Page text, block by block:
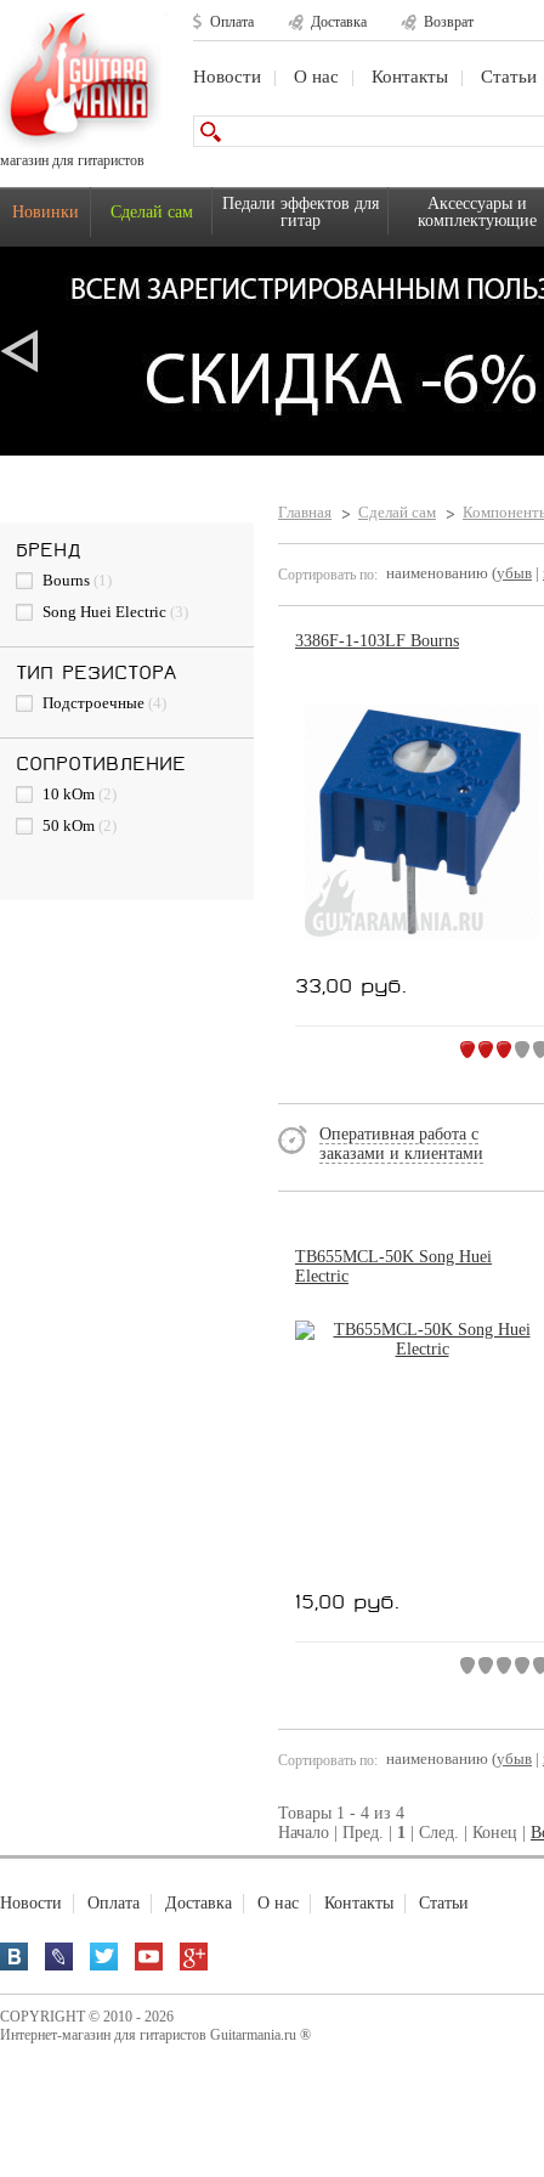
магазин для гитаристов
Оплата Доставка Возврат
Новости О нас Контакты Статьи
Новинки Сделай сам
Педали эффектов для
гитар
Аксессуары и
комплектующие
БРЕНД
Bourns (1)
Song Huei Electric (3)
ТИП РЕЗИСТОРА
Подстроечные (4)
CОПРОТИВЛЕНИЕ
10 kOm (2)
50 kOm (2)
Главная Сделай сам
Сортировать по: наименованию (убыв |
3386F-1-103LF Bourns
33,00 руб.
Оперативная работа с
заказами и клиентами
TB655MCL-50K Song Huei
Electric
15,00 руб.
Сортировать по: наименованию (убыв |
Товары 1 - 4 из 4
Начало | Пред. | 1 | След. | Конец
Новости Оплата Доставка О нас Контакты Статьи
COPYRIGHT © 2010 - 2026
Интернет-магазин для гитаристов Guitarmania.ru ®